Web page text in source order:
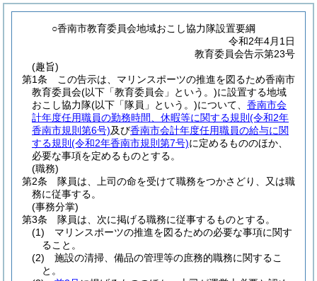
○香南市教育委員会地域おこし協力隊設置要綱
令和2年4月1日
教育委員会告示第23号
(趣旨)
第1条
この告示は、マリンスポーツの推進を図るため香南市
教育委員会(以下「教育委員会」という。)に設置する地域
おこし協力隊(以下「隊員」という。)について、 香南市会
計年度任用職員の勤務時間、休暇等に関する規則 (令和2年
香南市規則第6号)及び香南市会計年度任用職員の給与に関
する規則 (令和2年香南市規則第7号)に定めるもののほか、
必要な事項を定めるものとする。
(職務)
第2条
隊員は、上司の命を受けて職務をつかさどり、又は職
務に従事する。
(事務分掌)
第3条
隊員は、次に掲げる職務に従事するものとする。
(1)
マリンスポーツの推進を図るための必要な事項に関す
ること。
(2)
施設の清掃、備品の管理等の庶務的職務に関するこ
と。